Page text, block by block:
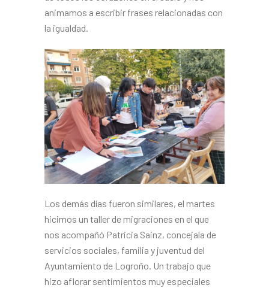
animamos a escribir frases relacionadas con
la igualdad.
Los demás días fueron similares, el martes
hicimos un taller de migraciones en el que
nos acompañó Patricia Sainz, concejala de
servicios sociales, familia y juventud del
Ayuntamiento de Logroño. Un trabajo que
hizo aflorar sentimientos muy especiales